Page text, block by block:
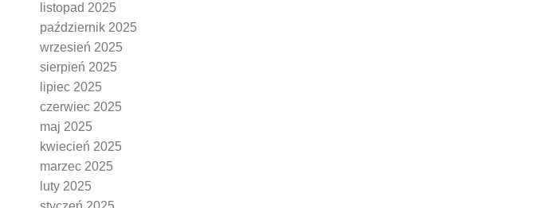
listopad 2025
październik 2025
wrzesień 2025
sierpień 2025
lipiec 2025
czerwiec 2025
maj 2025
kwiecień 2025
marzec 2025
luty 2025